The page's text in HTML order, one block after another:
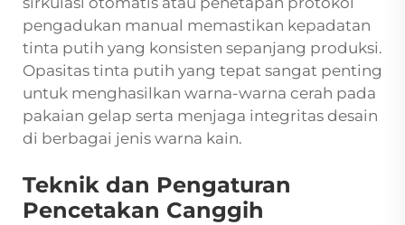
pengadukan manual memastikan kepadatan
tinta putih yang konsisten sepanjang produksi.
Opasitas tinta putih yang tepat sangat penting
untuk menghasilkan warna-warna cerah pada
pakaian gelap serta menjaga integritas desain
di berbagai jenis warna kain.
Teknik dan Pengaturan
Pencetakan Canggih